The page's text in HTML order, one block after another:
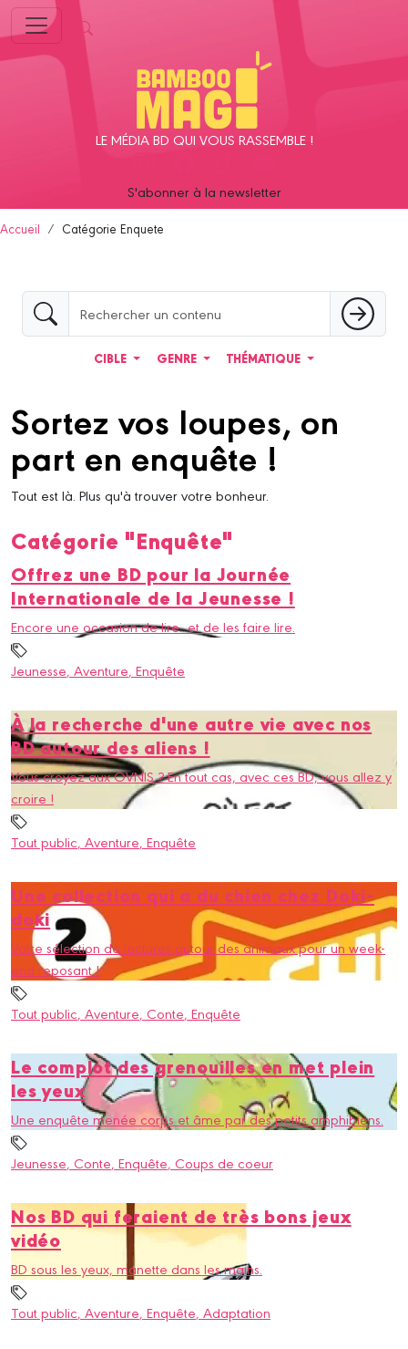
LE MÉDIA BD QUI VOUS RASSEMBLE !
S'abonner à la newsletter
Accueil Catégorie Enquete
CIBLE GENRE THÉMATIQUE
Sortez vos loupes, on
part en enquête !
Tout est là. Plus qu'à trouver votre bonheur.
Catégorie "Enquête"
Offrez une BD pour la Journée
Internationale de la Jeunesse !
Encore une occasion de lire...et de les faire lire.
Jeunesse, Aventure, Enquête
À la recherche d'une autre vie avec nos
BD autour des aliens !
Vous croyez aux OVNIS ? En tout cas, avec ces BD, vous allez y
croire !
Tout public, Aventure, Enquête
Une collection qui a du chien chez Doki-
doki
Votre sélection de lectures autour des animaux pour un week-
end reposant !
Tout public, Aventure, Conte, Enquête
Le complot des grenouilles en met plein
les yeux
Une enquête menée corps et âme par des petits amphibiens.
Jeunesse, Conte, Enquête, Coups de coeur
Nos BD qui feraient de très bons jeux
vidéo
BD sous les yeux, manette dans les mains.
Tout public, Aventure, Enquête, Adaptation
Panneau de gestion des cookies